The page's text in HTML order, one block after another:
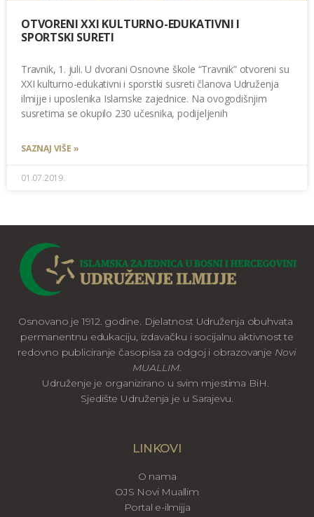
OTVORENI XXI KULTURNO-EDUKATIVNI I
SPORTSKI SURETI
Travnik, 1. juli. U dvorani Osnovne škole “Travnik” otvoreni su
XXI kulturno-edukativni i sporstki susreti članova Udruženja
ilmijje i uposlenika Islamske zajednice. Na ovogodišnjim
susretima se okupilo 230 učesnika, podijeljenih
SAZNAJ VIŠE »
01.07.2019.
Osnovano je 1912. godine. Djelatnost Udruženja obuhvata
permanentnu edukaciju, izdavačku i socijalnu aktivnost te
redovno publiciranje časopisa za odgoj i obrazovanje Novi
MUALLIM.
Udruženje je organizirano u svim mjestima BiH.
Sjedište Udruženja je u Sarajevu.
LINKOVI
O nama
OJS Novi Muallim
Portal e-ilmijja